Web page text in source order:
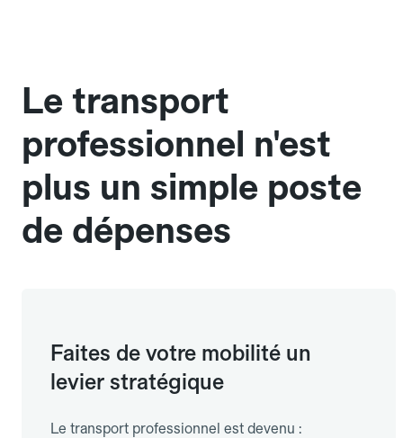
Le transport
professionnel n'est
plus un simple poste
de dépenses
Faites de votre mobilité un
levier stratégique
Le transport professionnel est devenu :